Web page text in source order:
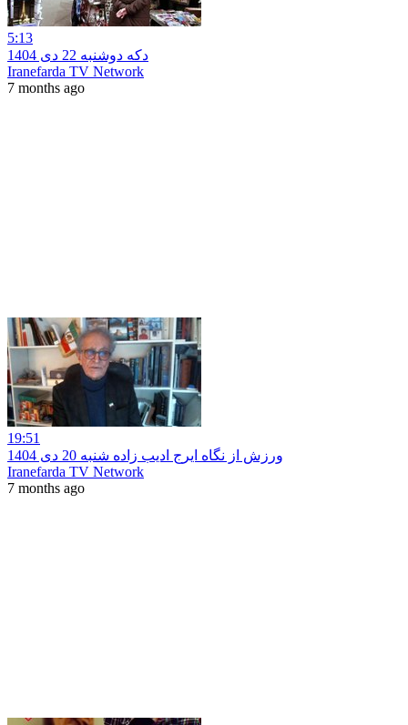
5:13
دکه دوشنبه 22 دی 1404
Iranefarda TV Network
7 months ago
19:51
ورزش از نگاه ایرج ادیب زاده شنبه 20 دی 1404
Iranefarda TV Network
7 months ago